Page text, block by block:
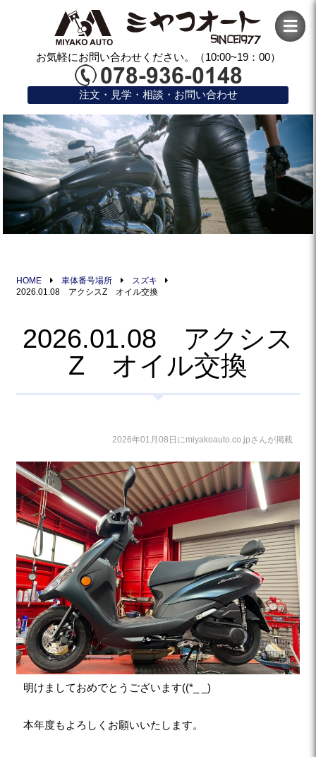
お気軽にお問い合わせください。（10:00~19：00）
注文・見学・相談・お問い合わせ
HOME 車体番号場所
スズキ
2026.01.08 アクシスZ オイル交換
2026.01.08 アクシス
Z オイル交換
2026年01月08日にmiyakoauto.co.jpさんが掲載
明けましておめでとうございます((*_ _)
本年度もよろしくお願いいたします。